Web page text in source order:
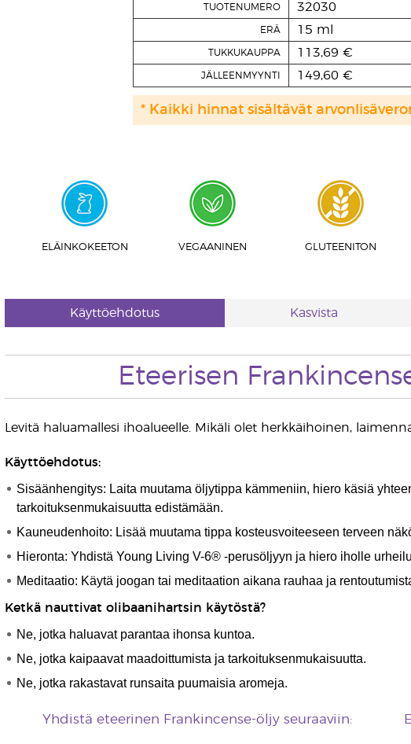
TUOTENUMERO 32030
ERÄ 15 ml
TUKKUKAUPPA 113,69 €
JÄLLEENMYYNTI 149,60 €
* Kaikki hinnat sisältävät
ELÄINKOKEETON VEGAANINEN GLUTEENITON
Käyttöehdotus Kasvista
Eteerisen
Levitä haluamallesi ihoalueelle. Mikäli olet herkkäihoinen,
Käyttöehdotus:
Sisäänhengitys: Laita muutama öljytippa kämmeniin, hiero käsiä
tarkoituksenmukaisuutta edistämään.
Kauneudenhoito: Lisää muutama tippa kosteusvoiteeseen terveen
Hieronta: Yhdistä Young Living V-6® -perusöljyyn ja hiero iholle
Meditaatio: Käytä joogan tai meditaation aikana rauhaa ja
Ketkä nauttivat olibaanihartsin käytöstä?
Ne, jotka haluavat parantaa ihonsa kuntoa.
Ne, jotka kaipaavat maadoittumista ja tarkoituksenmukaisuutta.
Ne, jotka rakastavat runsaita puumaisia aromeja.
Yhdistä eteerinen Frankincense-öljy seuraaviin: